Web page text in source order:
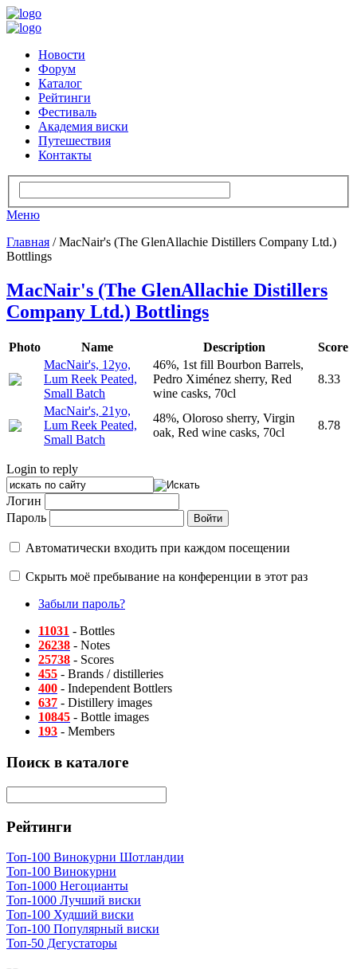
Новости
Форум
Каталог
Рейтинги
Фестиваль
Академия виски
Путешествия
Контакты
Меню
Главная / MacNair's (The GlenAllachie Distillers Company Ltd.)
Bottlings
MacNair's (The GlenAllachie Distillers
Company Ltd.) Bottlings
Photo Name Description
Score
MacNair's, 12yo,
Lum Reek Peated,
Small Batch
46%, 1st fill Bourbon Barrels,
Pedro Ximénez sherry, Red
wine casks, 70cl
8.33
MacNair's, 21yo,
Lum Reek Peated,
Small Batch
48%, Oloroso sherry, Virgin
oak, Red wine casks, 70cl
8.78
Login to reply
Логин
Пароль
Автоматически входить при каждом посещении
Скрыть моё пребывание на конференции в этот раз
Забыли пароль?
11031 - Bottles
26238 - Notes
25738 - Scores
455 - Brands / distilleries
400 - Independent Bottlers
637 - Distillery images
10845 - Bottle images
193 - Members
Поиск в каталоге
Рейтинги
Топ-100 Винокурни Шотландии
Топ-100 Винокурни
Топ-1000 Негоцианты
Топ-1000 Лучший виски
Топ-100 Худший виски
Топ-100 Популярный виски
Топ-50 Дегустаторы